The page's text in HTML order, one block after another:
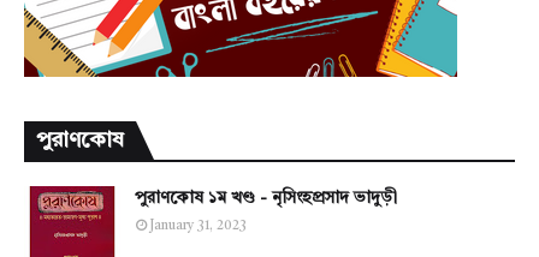
পুরাণকোষ
পুরাণকোষ ১ম খণ্ড - নৃসিংহপ্রসাদ ভাদুড়ী
January 31, 2023